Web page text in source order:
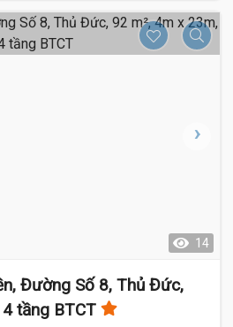
14
Đường Số 8, Thủ Đức,
tầng BTCT